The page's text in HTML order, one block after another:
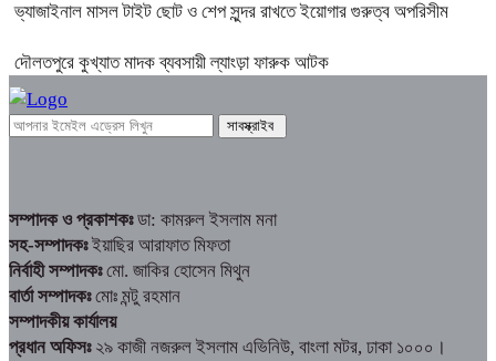
ভ্যাজাইনাল মাসল টাইট ছোট ও শেপ সুন্দর রাখতে ইয়োগার গুরুত্ব অপরিসীম
দৌলতপুরে কুখ্যাত মাদক ব্যবসায়ী ল্যাংড়া ফারুক আটক
সম্পাদক ও প্রকাশকঃডা: কামরুল ইসলাম মনা
সহ-সম্পাদকঃইয়াছির আরাফাত মিফতা
নির্বাহী সম্পাদকঃমো. জাকির হোসেন মিথুন
বার্তা সম্পাদকঃমোঃ মন্টু রহমান
সম্পাদকীয় কার্যালয়
প্রধান অফিসঃ২৯ কাজী নজরুল ইসলাম এভিনিউ, বাংলা মটর, ঢাকা ১০০০।